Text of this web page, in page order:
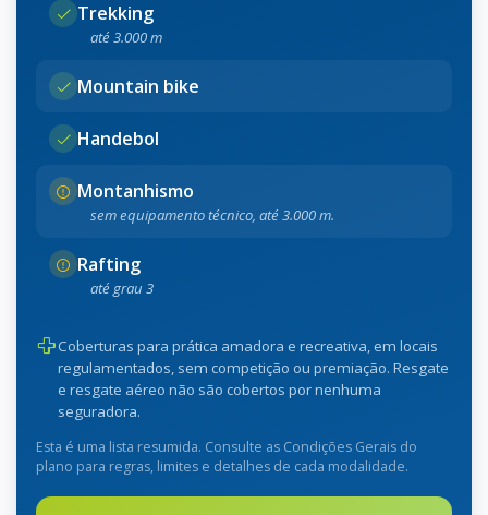
Trekking
até 3.000 m
Mountain bike
Handebol
Montanhismo
sem equipamento técnico, até 3.000 m.
Rafting
até grau 3
Coberturas para prática amadora e recreativa, em locais
regulamentados, sem competição ou premiação. Resgate
e resgate aéreo não são cobertos por nenhuma
seguradora.
Esta é uma lista resumida. Consulte as Condições Gerais do
plano para regras, limites e detalhes de cada modalidade.